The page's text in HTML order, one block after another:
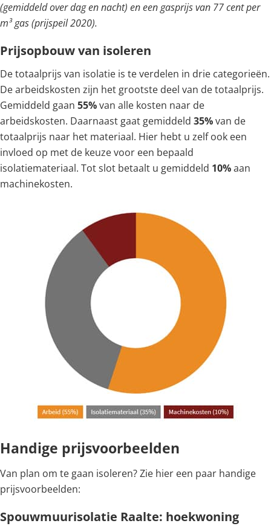
(gemiddeld over dag en nacht) en een gasprijs van 77 cent per
m³ gas (prijspeil 2020).
Prijsopbouw van isoleren
De totaalprijs van isolatie is te verdelen in drie categorieën.
De arbeidskosten zijn het grootste deel van de totaalprijs.
Gemiddeld gaan 55%van alle kosten naar de
arbeidskosten. Daarnaast gaat gemiddeld 35%van de
totaalprijs naar het materiaal. Hier hebt u zelf ook een
invloed op met de keuze voor een bepaald
isolatiemateriaal. Tot slot betaalt u gemiddeld 10%aan
machinekosten.
Handige prijsvoorbeelden
Van plan om te gaan isoleren? Zie hier een paar handige
prijsvoorbeelden:
Spouwmuurisolatie Raalte: hoekwoning